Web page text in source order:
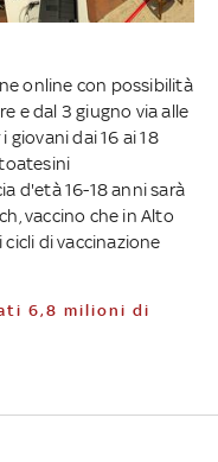
online con possibilità
e dal 3 giugno via alle
giovani dai 16 ai 18
d'età 16-18 anni sarà
vaccino che in Alto
cicli di vaccinazione